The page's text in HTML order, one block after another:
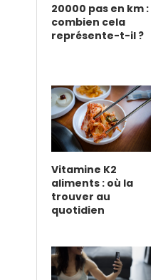
20000 pas en km :
combien cela
représente-t-il ?
Vitamine K2
aliments : où la
trouver au
quotidien